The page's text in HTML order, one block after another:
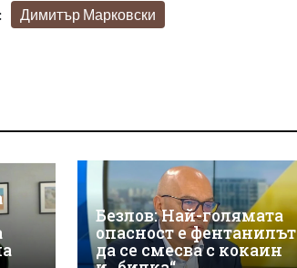
Димитър Марковски
Безлов: Най-голямата
опасност е фентанилът
да се смесва с кокаин